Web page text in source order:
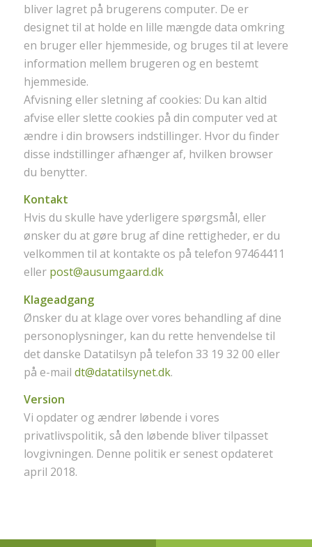
bliver lagret på brugerens computer. De er
designet til at holde en lille mængde data omkring
en bruger eller hjemmeside, og bruges til at levere
information mellem brugeren og en bestemt
hjemmeside.
Afvisning eller sletning af cookies: Du kan altid
afvise eller slette cookies på din computer ved at
ændre i din browsers indstillinger. Hvor du finder
disse indstillinger afhænger af, hvilken browser
du benytter.
Kontakt
Hvis du skulle have yderligere spørgsmål, eller
ønsker du at gøre brug af dine rettigheder, er du
velkommen til at kontakte os på telefon 97464411
eller post@ausumgaard.dk
Klageadgang
Ønsker du at klage over vores behandling af dine
personoplysninger, kan du rette henvendelse til
det danske Datatilsyn på telefon 33 19 32 00 eller
på e-mail dt@datatilsynet.dk.
Version
Vi opdater og ændrer løbende i vores
privatlivspolitik, så den løbende bliver tilpasset
lovgivningen. Denne politik er senest opdateret
april 2018.